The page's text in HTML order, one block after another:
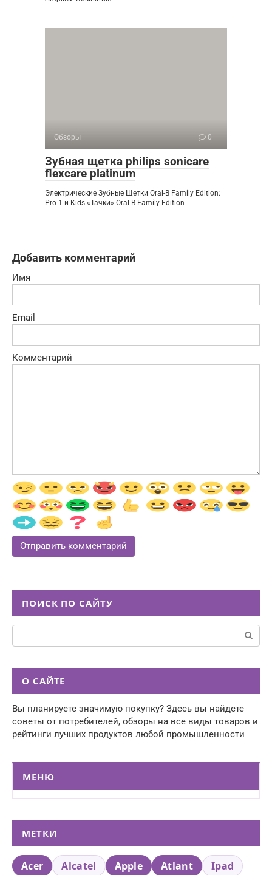
Обзоры 0
Зубная щетка philips sonicare
flexcare platinum
Электрические Зубные Щетки Oral-B Family Edition:
Pro 1 и Kids «Тачки» Oral-B Family Edition
Добавить комментарий
Имя
Email
Комментарий
ПОИСК ПО САЙТУ
Поиск:
О САЙТЕ
Вы планируете значимую покупку? Здесь вы найдете
советы от потребителей, обзоры на все виды товаров и
рейтинги лучших продуктов любой промышленности
МЕНЮ
МЕТКИ
Acer Alcatel Apple Atlant
Ipad